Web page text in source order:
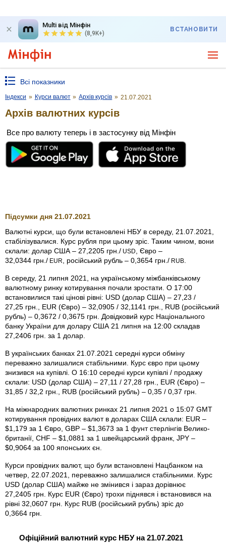
Multi від Мінфін
(8,9K+)
ВСТАНОВИТИ
Всі показники
Індекси » Курси валют » Архів курсів » 21.07.2021
Архів валютних курсів
Все про валюту теперь і в застосунку від Мінфін
Підсумки дня 21.07.2021
Валютні курси, що були встановлені НБУ в середу, 21.07.2021,
стабілізувалися. Курс рубля при цьому зріс. Таким чином, вони
склали: долар США – 27,2205 грн./ USD
, Євро –
32,0344 грн./ EUR , російський рубль – 0,3654 грн./ RUB
В середу, 21 липня 2021, на українському міжбанківському
валютному ринку котирування почали зростати. О 17:00
встановилися такі цінові рівні: USD (долар США) – 27,23 /
27,25 грн., EUR (Євро) – 32,0905 / 32,1141 грн., RUB (російський
рубль) – 0,3672 / 0,3675 грн. Довідковий курс Національного
банку України для долару США 21 липня на 12:00 складав
27,2406 грн. за 1 долар.
В українських банках 21.07.2021 середні курси обміну
переважно залишалися стабільними. Курс євро при цьому
знизився на купівлі. О 16:10 середні курси купівлі / продажу
склали: USD (долар США) – 27,11 / 27,28 грн., EUR (Євро) –
31,85 / 32,2 грн., RUB (російський рубль) – 0,35 / 0,37 грн.
На міжнародних валютних ринках 21 липня 2021 о 15:07 GMT
котирування провідних валют в доларах США склали: EUR –
$1,179 за 1 Євро, GBP – $1,3673 за 1 фунт стерлінгів Велико­
британії, CHF – $1,0881 за 1 швейцарський франк, JPY –
$0,9064 за 100 японських єн.
Курси провідних валют, що були встановлені Нацбанком на
четвер, 22.07.2021, переважно залишалися стабільними. Курс
USD (долар США) майже не змінився і зараз дорівнює
27,2405 грн. Курс EUR (Євро) трохи піднявся і встановився на
рівні 32,0607 грн. Курс RUB (російський рубль) зріс до
0,3664 грн.
Офіційний валютний курс НБУ на 21.07.2021